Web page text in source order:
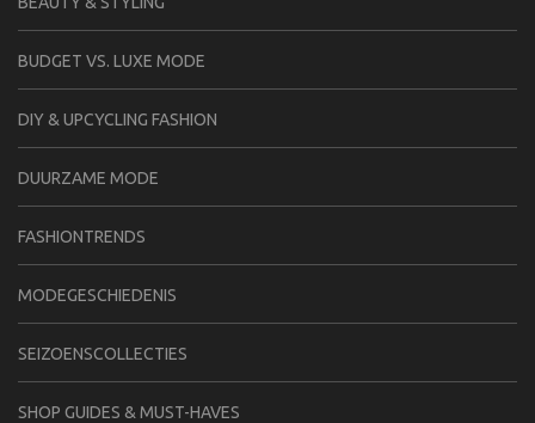
BUDGET VS. LUXE MODE
DIY & UPCYCLING FASHION
DUURZAME MODE
FASHIONTRENDS
MODEGESCHIEDENIS
SEIZOENSCOLLECTIES
SHOP GUIDES & MUST-HAVES